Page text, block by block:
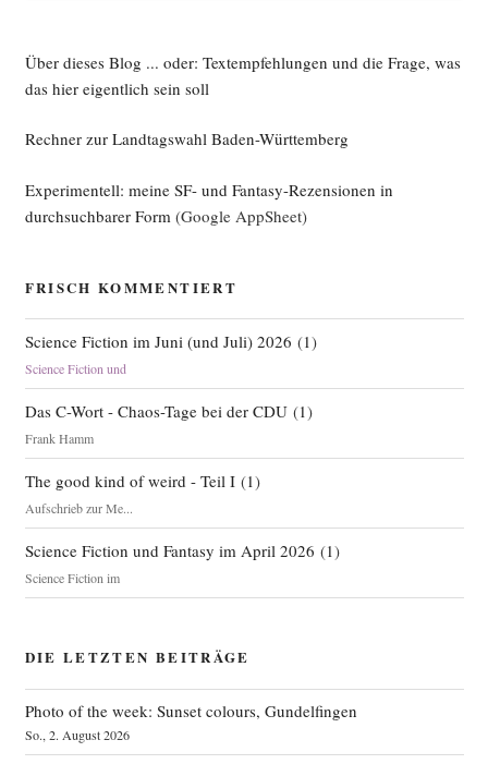
Über dieses Blog ... oder: Textempfehlungen und die Frage, was
das hier eigentlich sein soll
Rechner zur Landtagswahl Baden-Württemberg
Experimentell: meine SF- und Fantasy-Rezensionen in
durchsuchbarer Form (Google AppSheet)
FRISCH KOMMENTIERT
Science Fiction im Juni (und Juli) 2026 (1)
Science Fiction und
Das C-Wort - Chaos-Tage bei der CDU(1)
Frank Hamm
The good kind of weird - Teil I(1)
Aufschrieb zur Me...
Science Fiction und Fantasy im April 2026 (1)
Science Fiction im
DIE LETZTEN BEITRÄGE
Photo of the week: Sunset colours, Gundelfingen
So., 2. August 2026